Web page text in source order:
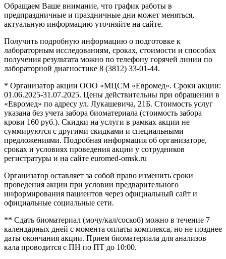
Обращаем Ваше внимание, что график работы в
предпраздничные и праздничные дни может меняться,
актуальную информацию уточняйте на сайте.
Получить подробную информацию о подготовке к
лабораторным исследованиям, сроках, стоимости и способах
получения результата можно по телефону горячей линии по
лабораторной диагностике 8 (3812) 33-01-44.
* Организатор акции ООО «МЦСМ «Евромед». Сроки акции:
01.06.2025-31.07.2025. Цены действительны при обращении в
«Евромед» по адресу ул. Лукашевича, 21Б. Стоимость услуг
указана без учета забора биоматериала (стоимость забора
крови 160 руб.). Скидки на услуги в рамках акции не
суммируются с другими скидками и специальными
предложениями. Подробная информация об организаторе,
сроках и условиях проведения акции у сотрудников
регистратуры и на сайте euromed-omsk.ru
Организатор оставляет за собой право изменить сроки
проведения акции при условии предварительного
информирования пациентов через официальный сайт и
официальные социальные сети.
** Сдать биоматериал (мочу/кал/соскоб) можно в течение 7
календарных дней с момента оплаты комплекса, но не позднее
даты окончания акции. Прием биоматериала для анализов
кала проводится с ПН по ПТ до 10:00.